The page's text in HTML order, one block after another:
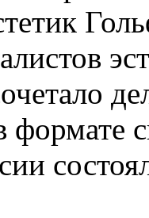
формате